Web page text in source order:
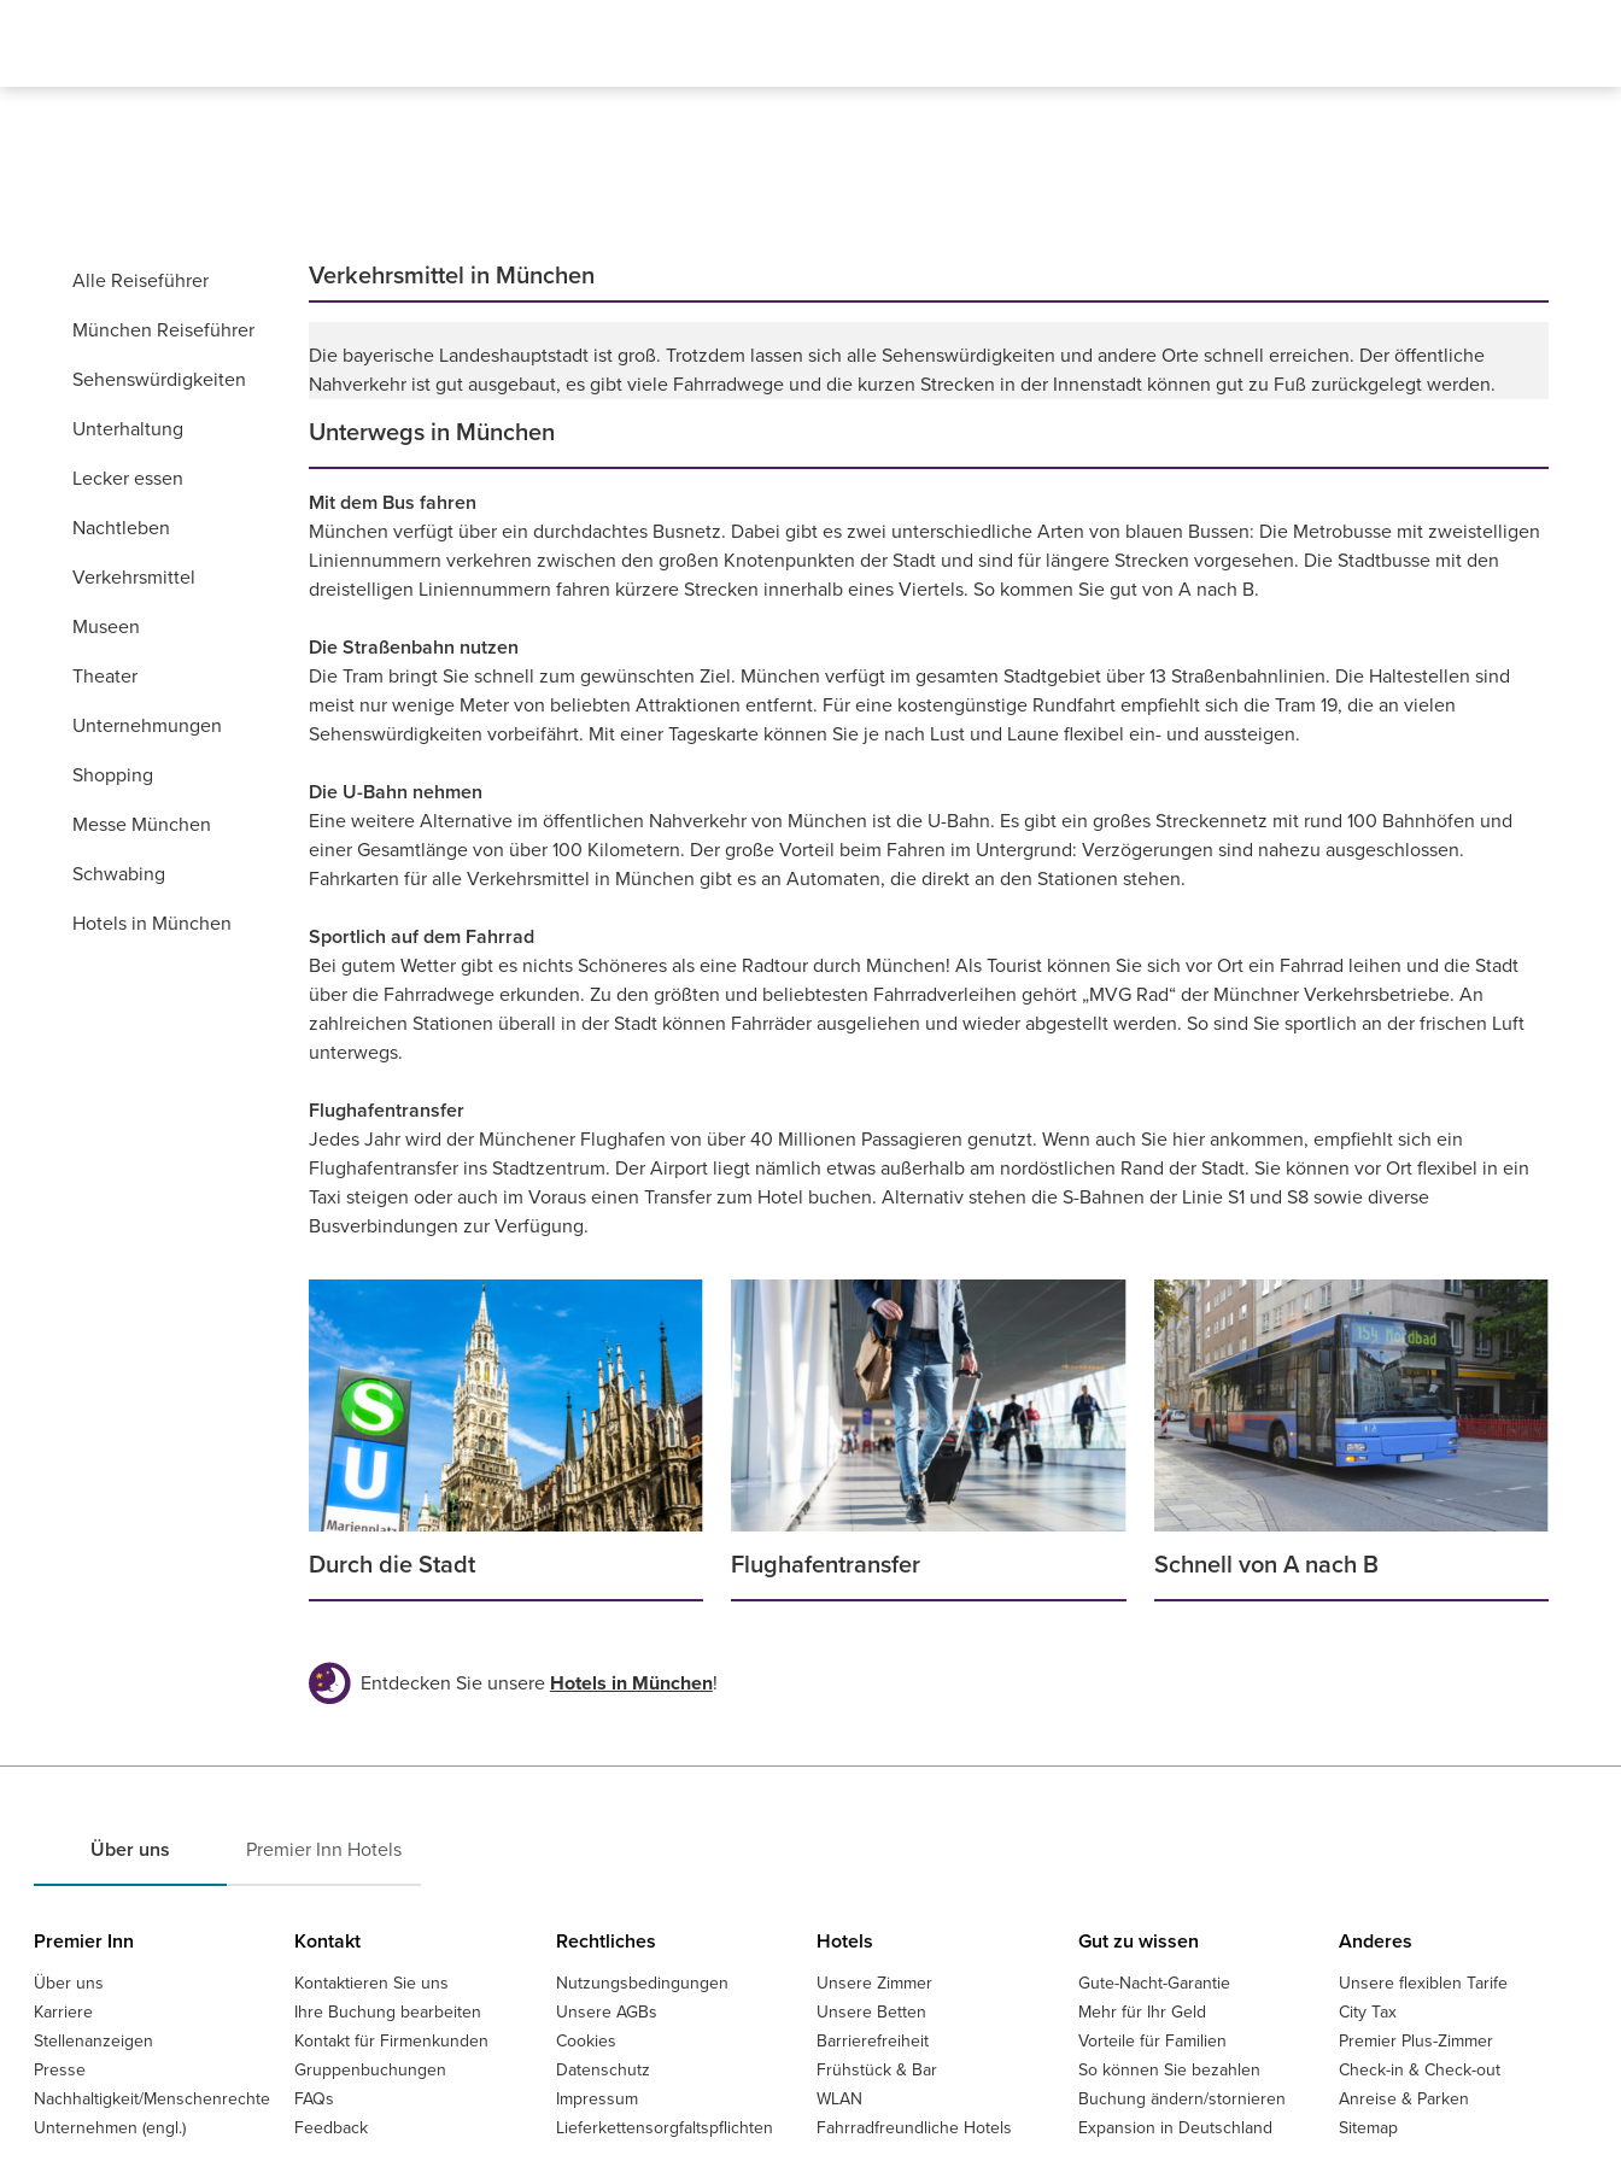
Alle Reiseführer
München Reiseführer
Sehenswürdigkeiten
Unterhaltung
Lecker essen
Nachtleben
Verkehrsmittel
Museen
Theater
Unternehmungen
Shopping
Messe München
Schwabing
Hotels in München
Verkehrsmittel in München
Die bayerische Landeshauptstadt ist groß. Trotzdem lassen sich alle Sehenswürdigkeiten und andere Orte schnell erreichen. Der öffentliche
Nahverkehr ist gut ausgebaut, es gibt viele Fahrradwege und die kurzen Strecken in der Innenstadt können gut zu Fuß zurückgelegt werden.
Unterwegs in München
Mit dem Bus fahren
München verfügt über ein durchdachtes Busnetz. Dabei gibt es zwei unterschiedliche Arten von blauen Bussen: Die Metrobusse mit zweistelligen
Liniennummern verkehren zwischen den großen Knotenpunkten der Stadt und sind für längere Strecken vorgesehen. Die Stadtbusse mit den
dreistelligen Liniennummern fahren kürzere Strecken innerhalb eines Viertels. So kommen Sie gut von A nach B.
Die Straßenbahn nutzen
Die Tram bringt Sie schnell zum gewünschten Ziel. München verfügt im gesamten Stadtgebiet über 13 Straßenbahnlinien. Die Haltestellen sind
meist nur wenige Meter von beliebten Attraktionen entfernt. Für eine kostengünstige Rundfahrt empfiehlt sich die Tram 19, die an vielen
Sehenswürdigkeiten vorbeifährt. Mit einer Tageskarte können Sie je nach Lust und Laune flexibel ein- und aussteigen.
Die U-Bahn nehmen
Eine weitere Alternative im öffentlichen Nahverkehr von München ist die U-Bahn. Es gibt ein großes Streckennetz mit rund 100 Bahnhöfen und
einer Gesamtlänge von über 100 Kilometern. Der große Vorteil beim Fahren im Untergrund: Verzögerungen sind nahezu ausgeschlossen.
Fahrkarten für alle Verkehrsmittel in München gibt es an Automaten, die direkt an den Stationen stehen.
Sportlich auf dem Fahrrad
Bei gutem Wetter gibt es nichts Schöneres als eine Radtour durch München! Als Tourist können Sie sich vor Ort ein Fahrrad leihen und die Stadt
über die Fahrradwege erkunden. Zu den größten und beliebtesten Fahrradverleihen gehört „MVG Rad“ der Münchner Verkehrsbetriebe. An
zahlreichen Stationen überall in der Stadt können Fahrräder ausgeliehen und wieder abgestellt werden. So sind Sie sportlich an der frischen Luft
unterwegs.
Flughafentransfer
Jedes Jahr wird der Münchener Flughafen von über 40 Millionen Passagieren genutzt. Wenn auch Sie hier ankommen, empfiehlt sich ein
Flughafentransfer ins Stadtzentrum. Der Airport liegt nämlich etwas außerhalb am nordöstlichen Rand der Stadt. Sie können vor Ort flexibel in ein
Taxi steigen oder auch im Voraus einen Transfer zum Hotel buchen. Alternativ stehen die S-Bahnen der Linie S1 und S8 sowie diverse
Busverbindungen zur Verfügung.
Durch die Stadt Flughafentransfer Schnell von A nach B
Entdecken Sie unsere Hotels in München!
Über uns Premier Inn Hotels
Premier Inn
Über uns
Karriere
Stellenanzeigen
Presse
Nachhaltigkeit/Menschenrechte
Unternehmen (engl.)
Kontakt
Kontaktieren Sie uns
Ihre Buchung bearbeiten
Kontakt für Firmenkunden
Gruppenbuchungen
FAQs
Feedback
Rechtliches
Nutzungsbedingungen
Unsere AGBs
Cookies
Datenschutz
Impressum
Lieferkettensorgfaltspflichten
Hotels
Unsere Zimmer
Unsere Betten
Barrierefreiheit
Frühstück & Bar
WLAN
Fahrradfreundliche Hotels
Gut zu wissen
Gute-Nacht-Garantie
Mehr für Ihr Geld
Vorteile für Familien
So können Sie bezahlen
Buchung ändern/stornieren
Expansion in Deutschland
Anderes
Unsere flexiblen Tarife
City Tax
Premier Plus-Zimmer
Check-in & Check-out
Anreise & Parken
Sitemap